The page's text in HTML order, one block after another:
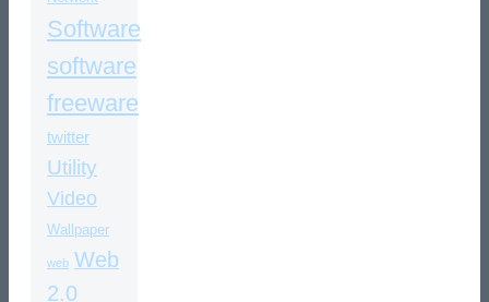
Software
software
freeware
twitter
Utility
Video
Wallpaper
web Web
2.0